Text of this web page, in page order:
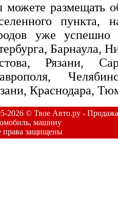
размещать
пункта,
уже
Барнаула,
Рязани,
Краснодара,
2026 © Твое Авто.ру -
машину
права защищены